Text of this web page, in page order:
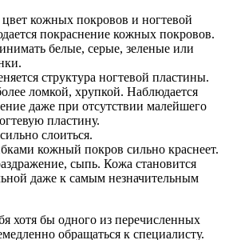
цвет кожных покровов и ногтевой
покраснение кожных покровов.
белые, серые, зеленые или
структура ногтевой пластины.
ломкой, хрупкой. Наблюдается
даже при отсутствии малейшего
пластину.
слоиться.
кожный покров сильно краснеет.
сыпь. Кожа становится
даже к самым незначительным
хотя бы одного из перечисленных
обращаться к специалисту.